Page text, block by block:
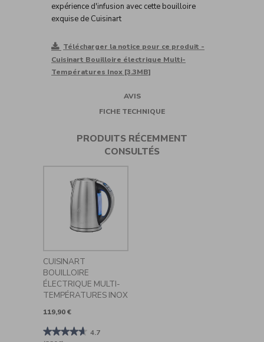
expérience d'infusion avec cette bouilloire
exquise de Cuisinart
Télécharger la notice pour ce produit -
Cuisinart Bouilloire électrique Multi-
Températures Inox [3.3MB]
AVIS
FICHE TECHNIQUE
PRODUITS RÉCEMMENT
CONSULTÉS
CUISINART
BOUILLOIRE
ÉLECTRIQUE MULTI-
TEMPÉRATURES INOX
119,90 €
★★★★★
★★★★★ 4.7